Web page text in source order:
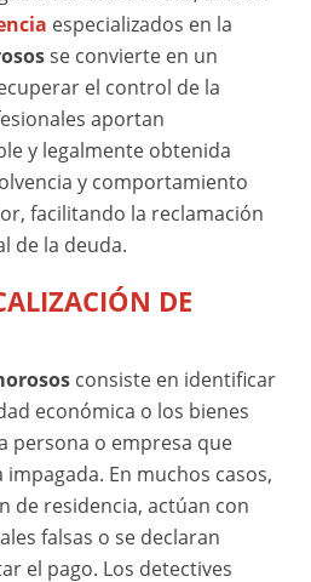
especializados en la
se convierte en un
el control de la
aportan
y legalmente obtenida
y comportamiento
facilitando la reclamación
de la deuda.
DE
consiste en identificar
económica o los bienes
persona o empresa que
En muchos casos,
de residencia, actúan con
falsas o se declaran
el pago. Los detectives